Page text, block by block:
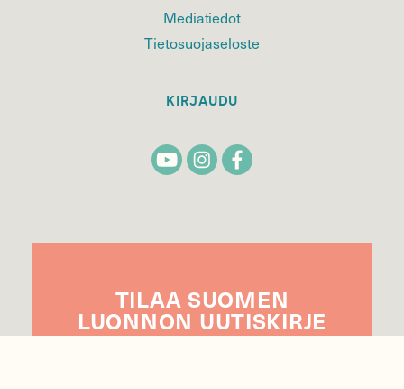
Mediatiedot
Tietosuojaseloste
KIRJAUDU
TILAA SUOMEN
LUONNON UUTIS­KIRJE